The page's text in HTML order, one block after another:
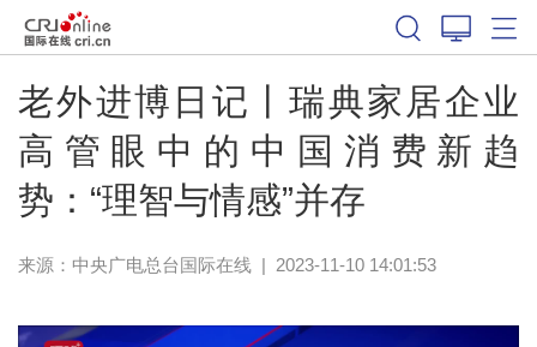
老外进博日记丨瑞典家居企业
高管眼中的中国消费新趋
势：“理智与情感”并存
来源：中央广电总台国际在线| 2023-11-10 14:01:53